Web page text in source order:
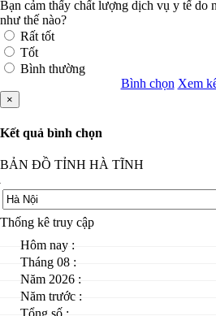
Bạn cảm thấy chất lượng dịch vụ y tế do
như thế nào?
Rất tốt
Tốt
Bình thường
Bình chọn Xem
×
Kết quả bình chọn
BẢN ĐỒ TỈNH HÀ TĨNH
Thống kê truy cập
Hôm nay :
Tháng 08 :
Năm 2026 :
Năm trước :
Tổng số :